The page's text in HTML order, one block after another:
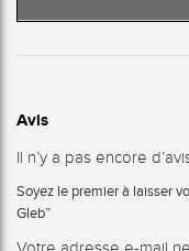
Avis
Il n’y a pas encore
Soyez le premier à laisser
Gleb”
Votre adresse e-mail